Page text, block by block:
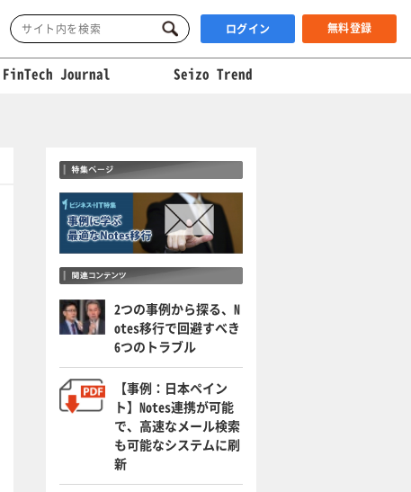
ログイン 無料登録
FinTech Journal Seizo Trend
2つの事例から探る、N
otes移行で回避すべき
6つのトラブル
【事例：日本ペイン
ト】Notes連携が可能
で、高速なメール検索
も可能なシステムに刷
新